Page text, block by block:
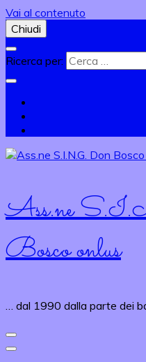
Vai al contenuto
Chiudi
Ricerca per:
Ass.ne
Bosco onlus
… dal 1990 dalla parte dei